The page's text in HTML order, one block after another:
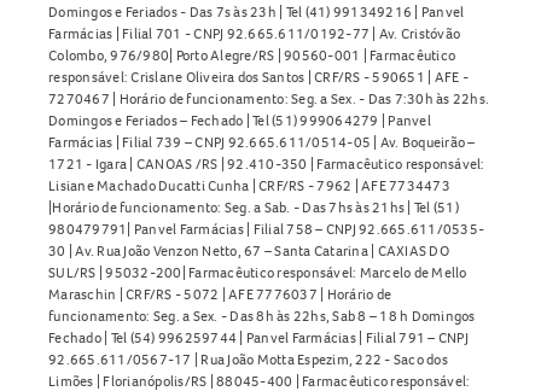
Domingos e Feriados - Das 7s às 23h | Tel (41) 991349216 | Panvel
Farmácias | Filial 701 - CNPJ 92.665.611/0192-77 | Av. Cristóvão
Colombo, 976/980| Porto Alegre/RS | 90560-001 | Farmacêutico
responsável: Crislane Oliveira dos Santos | CRF/RS - 590651 | AFE -
7270467 | Horário de funcionamento: Seg. a Sex. - Das 7:30h às 22hs.
Domingos e Feriados – Fechado | Tel (51) 999064279 | Panvel
Farmácias | Filial 739 – CNPJ 92.665.611/0514-05 | Av. Boqueirão –
1721 - Igara | CANOAS /RS | 92.410-350 | Farmacêutico responsável:
Lisiane Machado Ducatti Cunha | CRF/RS - 7962 | AFE 7734473
|Horário de funcionamento: Seg. a Sab. - Das 7hs às 21hs | Tel (51)
980479791| Panvel Farmácias | Filial 758 – CNPJ 92.665.611/0535-
30 | Av. Rua João Venzon Netto, 67 – Santa Catarina | CAXIAS DO
SUL/RS | 95032-200| Farmacêutico responsável: Marcelo de Mello
Maraschin | CRF/RS - 5072 | AFE 7776037 | Horário de
funcionamento: Seg. a Sex. - Das 8h às 22hs, Sab 8 – 18 h Domingos
Fechado | Tel (54) 996259744 | Panvel Farmácias | Filial 791 – CNPJ
92.665.611/0567-17 | Rua João Motta Espezim, 222 - Saco dos
Limões | Florianópolis/RS | 88045-400 | Farmacêutico responsável: